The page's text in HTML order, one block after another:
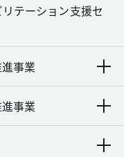
テーション支援セ
事業
事業